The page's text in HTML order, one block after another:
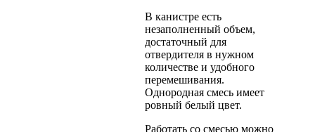
В канистре есть
незаполненный объем,
достаточный для
отвердителя в нужном
количестве и удобного
перемешивания.
Однородная смесь имеет
ровный белый цвет.
Работать со смесью можно